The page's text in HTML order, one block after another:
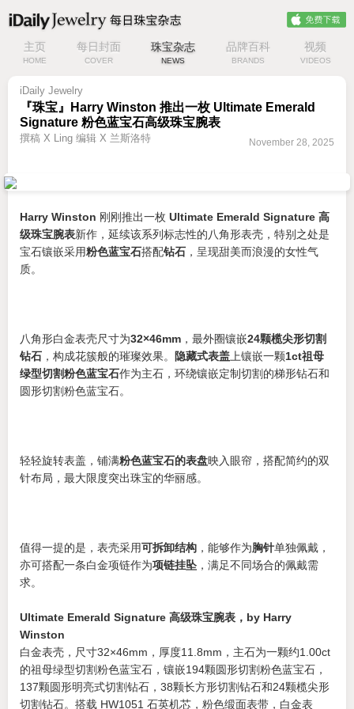
主页
HOME
每日封面
COVER
珠宝杂志
NEWS
品牌百科
BRANDS
视频
VIDEOS
iDaily Jewelry
『珠宝』Harry Winston 推出一枚 Ultimate Emerald
Signature 粉色蓝宝石高级珠宝腕表
November 28, 2025
撰稿 X Ling 编辑 X 兰斯洛特
Harry Winston 刚刚推出一枚 Ultimate Emerald Signature 高
级珠宝腕表新作，延续该系列标志性的八角形表壳，特别之处是
宝石镶嵌采用粉色蓝宝石搭配钻石 ，呈现甜美而浪漫的女性气
质。
八角形白金表壳尺寸为32×46mm ，最外圈镶嵌24颗榄尖形切割
钻石 ，构成花簇般的璀璨效果。 隐藏式表盖 上镶嵌一颗1ct祖母
绿型切割粉色蓝宝石作为主石，环绕镶嵌定制切割的梯形钻石和
圆形切割粉色蓝宝石。
轻轻旋转表盖，铺满粉色蓝宝石的表盘映入眼帘，搭配简约的双
针布局，最大限度突出珠宝的华丽感。
值得一提的是，表壳采用可拆卸结构 ，能够作为胸针单独佩戴，
亦可搭配一条白金项链作为项链挂坠 ，满足不同场合的佩戴需
求。
Ultimate Emerald Signature 高级珠宝腕表，by Harry
Winston
白金表壳，尺寸32×46mm，厚度11.8mm，主石为一颗约1.00ct
的祖母绿型切割粉色蓝宝石，镶嵌194颗圆形切割粉色蓝宝石，
137颗圆形明亮式切割钻石，38颗长方形切割钻石和24颗榄尖形
切割钻石。搭载 HW1051 石英机芯，粉色缎面表带，白金表